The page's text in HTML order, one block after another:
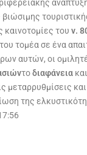
καινοτομίες του ν.
τομέα σε ένα
αυτών, οι
τοδιαφάνεια
μεταρρυθμίσεις
της